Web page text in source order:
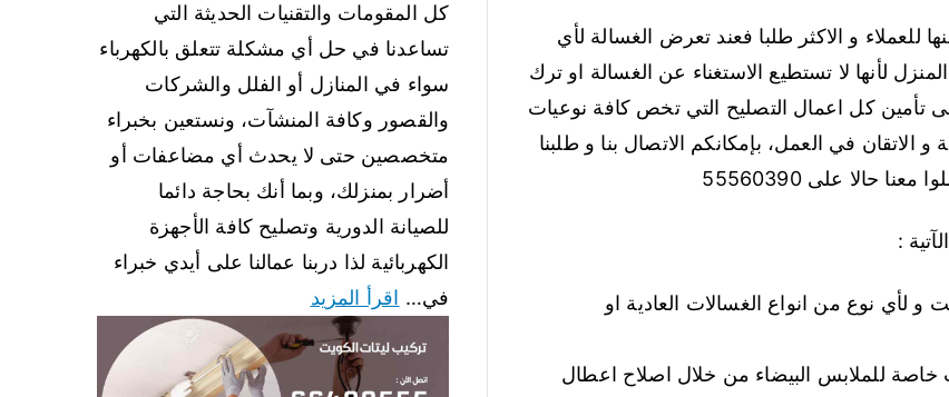
و الاكثر طلبا فعند تعرض الغسالة لأي
لأنها لا تستطيع الاستغناء عن الغسالة او ترك
تأمين كل اعمال التصليح التي تخص كافة نوعيات
في العمل، بإمكانكم الاتصال بنا و طلبنا
على 55560390
:
نوع من انواع الغسالات العادية او
للملابس البيضاء من خلال اصلاح اعطال
كل المقومات والتقنيات الحديثة التي
تساعدنا في حل أي مشكلة تتعلق بالكهرباء
سواء في المنازل أو الفلل والشركات
والقصور وكافة المنشآت، ونستعين بخبراء
متخصصين حتى لا يحدث أي مضاعفات أو
أضرار بمنزلك، وبما أنك بحاجة دائما
للصيانة الدورية وتصليح كافة الأجهزة
الكهربائية لذا دربنا عمالنا على أيدي خبراء
في… اقرأ المزيد